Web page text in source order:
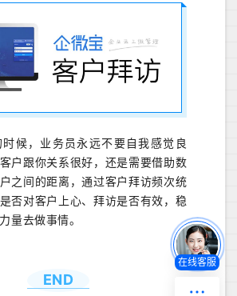
候，业务员永远不要自我感觉良
户跟你关系很好，还是需要借助数
之间的距离，通过客户拜访频次统
否对客户上心、拜访是否有效，稳
量去做事情。
END
在线客服